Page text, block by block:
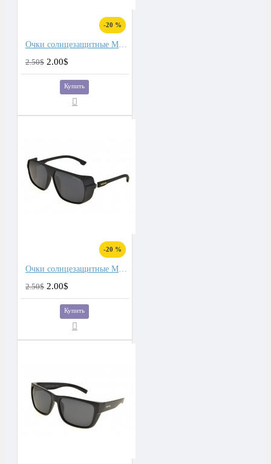
-20 %
Очки солнцезащитные Matlrxs
2.50$ 2.00$
Купить
-20 %
Очки солнцезащитные Matlrxs
2.50$ 2.00$
Купить